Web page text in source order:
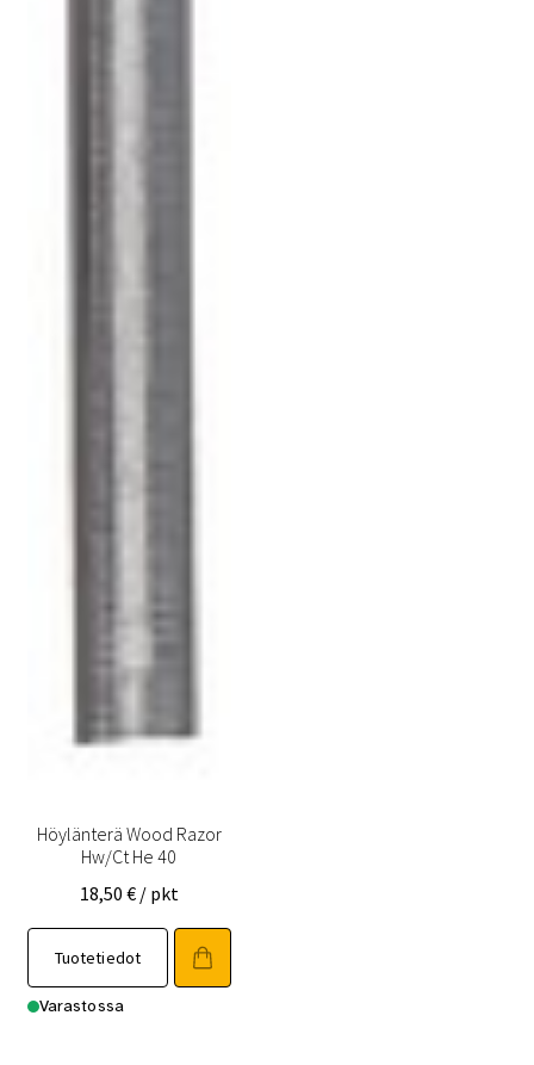
Höylänterä Wood Razor
Hw/Ct He 40
18,50 € / pkt
Tuotetiedot
Varastossa